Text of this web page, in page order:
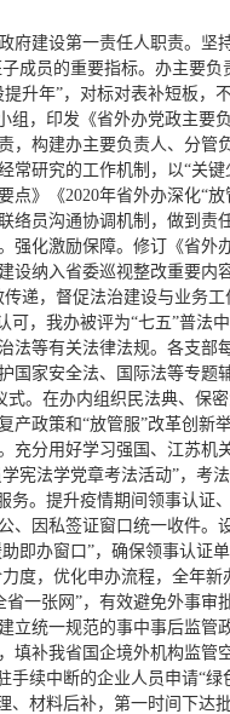
府建设第一责任人职责。
成员的重要指标。办主要
升年”，对标对表补短板，
，印发《省外办党政主要
构建办主要负责人、分
研究的工作机制，以“关
》《2020年省外办深化“
员沟通协调机制，做到责
化激励保障。修订《省
纳入省委巡视整改重要内
递，督促法治建设与业务
，我办被评为“七五”普法
等有关法律法规。各支
家安全法、国际法等专题
。在办内组织民法典、保
政策和“放管服”改革创新
分用好学习强国、江苏
宪法学党章考法活动”，考法
务。提升疫情期间领事认证
、因私签证窗口统一收件
即办窗口”，确保领事认证
度，优化申办流程，全年
一张网”，有效避免外事审
统一规范的事中事后监
填补我省国企境外机构监
续中断的企业人员申请“
材料后补，第一时间下达